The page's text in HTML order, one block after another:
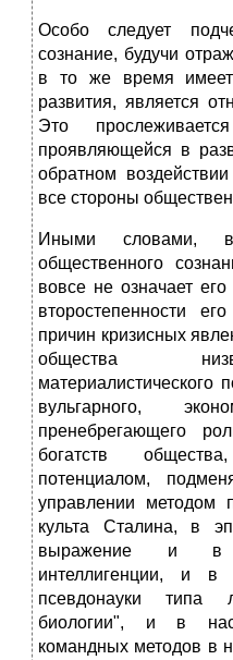
Особо следует
сознание, будучи
в то же время имеет
развития, является
Это
проявляющейся в
обратном
все стороны
Иными словами,
общественного
вовсе не означает
второстепенности
причин кризисных
общества
материалистического
вульгарного,
пренебрегающего
богатств
потенциалом,
управлении
культа Сталина, в
выражение и в
интеллигенции, и в
псевдонауки типа
биологии", и в
командных методов в